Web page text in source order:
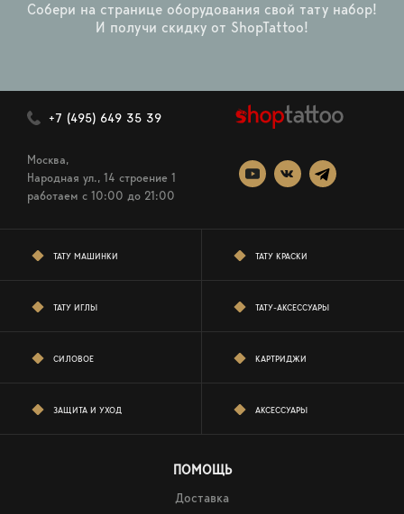
Собери на странице оборудования свой тату набор!
И получи скидку от ShopTattoo!
+7 (495) 649 35 39
Москва,
Народная ул., 14 строение 1
работаем c 10:00 до 21:00
ТАТУ МАШИНКИ ТАТУ КРАСКИ
ТАТУ ИГЛЫ ТАТУ-АКСЕССУАРЫ
СИЛОВОЕ КАРТРИДЖИ
ЗАЩИТА И УХОД АКСЕССУАРЫ
ПОМОЩЬ
Доставка